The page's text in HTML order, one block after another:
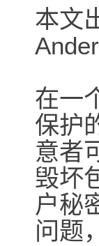
本文
在一
保护
意者
毁坏
户秘
问题